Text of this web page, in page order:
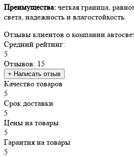
Преимущества: четкая граница,
света, надежность и влагостойкость.
Отзывы клиентов о компании авто
Средний рейтинг:
5
Отзывов: 15
+ Написать отзыв
Качество товаров
5
Срок доставки
5
Цены на товары
5
Гарантия на товары
5